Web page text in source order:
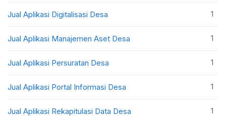
Jual Aplikasi Digitalisasi Desa 1
Jual Aplikasi Manajemen Aset Desa 1
Jual Aplikasi Persuratan Desa 1
Jual Aplikasi Portal Informasi Desa 1
Jual Aplikasi Rekapitulasi Data Desa 1